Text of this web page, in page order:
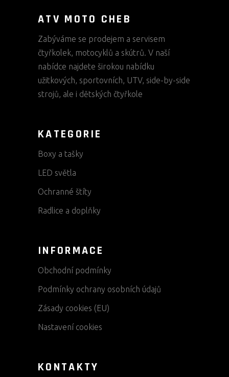
ATV MOTO CHEB
Zabýváme se prodejem a servisem
čtyřkolek, motocyklů a skútrů. V naší
nabídce najdete širokou nabídku
užitkových, sportovních, UTV, side-by-side
strojů, ale i dětských čtyřkole
KATEGORIE
Boxy a tašky
LED světla
Ochranné štíty
Radlice a doplňky
INFORMACE
Obchodní podmínky
Podmínky ochrany osobních údajů
Zásady cookies (EU)
Nastavení cookies
KONTAKTY